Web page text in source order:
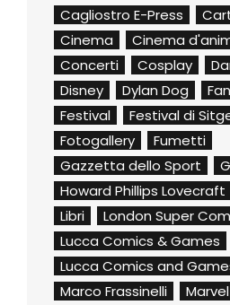
Cagliostro E-Press
Cinema
Cinema
Concerti
Cosplay
Disney
Dylan Dog
Festival
Festival di
Fotogallery
Fumetti
Gazzetta dello Sport
Howard Phillips Lovecraft
Libri
London Super
Lucca Comics & Games
Lucca Comics and
Marco Frassinelli
Marvel